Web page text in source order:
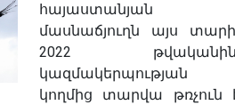
հայաստանյան
մասնաճյուղն այս
2022
կազմակերպության
կողմից տարվա թռչուն